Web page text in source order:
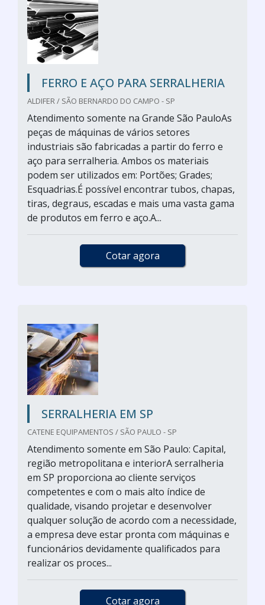
FERRO E AÇO PARA SERRALHERIA
ALDIFER / SÃO BERNARDO DO CAMPO - SP
Atendimento somente na Grande São PauloAs
peças de máquinas de vários setores
industriais são fabricadas a partir do ferro e
aço para serralheria. Ambos os materiais
podem ser utilizados em: Portões; Grades;
Esquadrias.É possível encontrar tubos, chapas,
tiras, degraus, escadas e mais uma vasta gama
de produtos em ferro e aço.A...
Cotar agora
SERRALHERIA EM SP
CATENE EQUIPAMENTOS / SÃO PAULO - SP
Atendimento somente em São Paulo: Capital,
região metropolitana e interiorA serralheria
em SP proporciona ao cliente serviços
competentes e com o mais alto índice de
qualidade, visando projetar e desenvolver
qualquer solução de acordo com a necessidade,
a empresa deve estar pronta com máquinas e
funcionários devidamente qualificados para
realizar os proces...
Cotar agora